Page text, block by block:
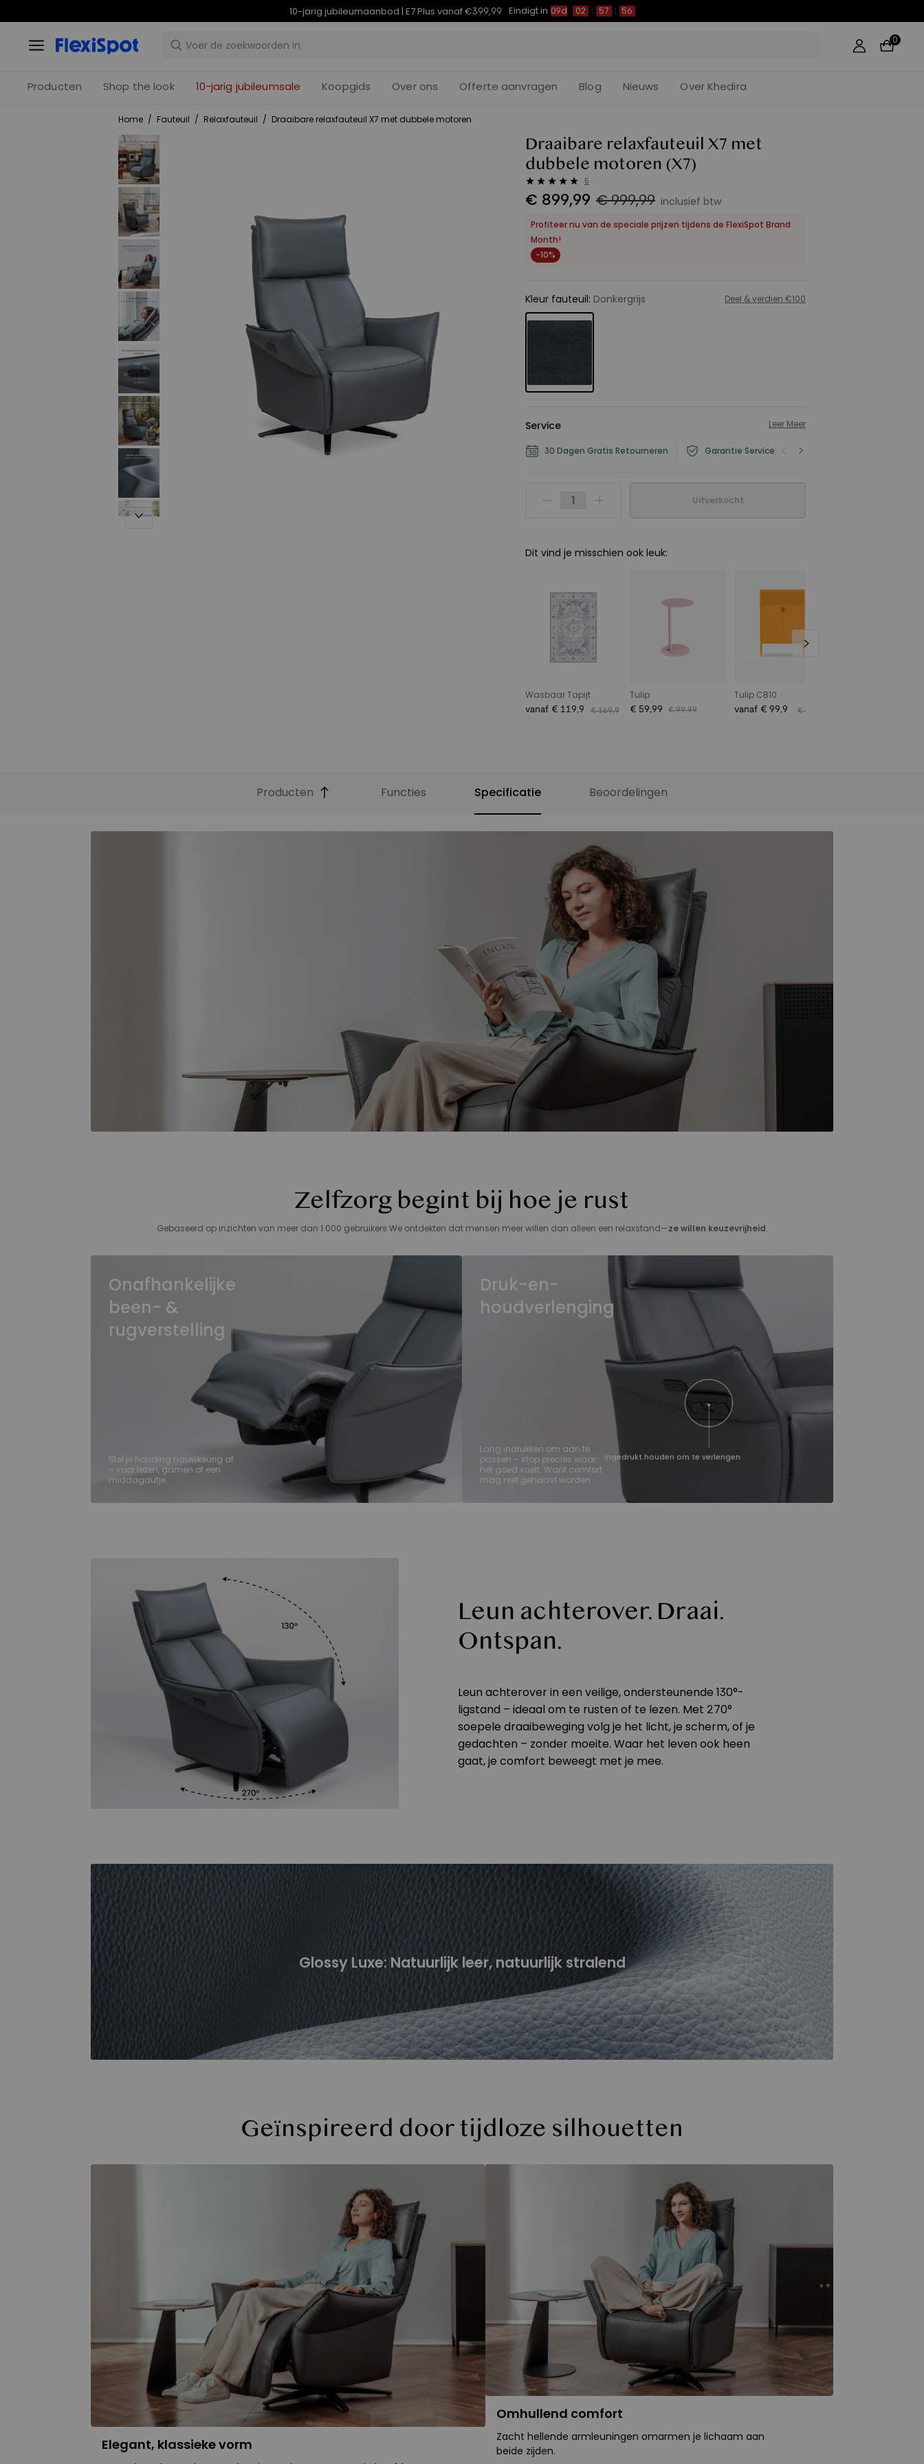
10-jarig jubileumaanbod | E7 Plus vanaf €399,99 Eindigt in 09d 02 : 57 : 55
0
Producten Shop the look 10-jarig jubileumsale Koopgids Over ons Offerte aanvragen Blog Nieuws Over Khedira
Home / Fauteuil / Relaxfauteuil / Draaibare relaxfauteuil X7 met dubbele motoren
Draaibare relaxfauteuil X7 met
dubbele motoren (X7)
5
€ 899,99 € 999,99 inclusief btw
Profiteer nu van de speciale prijzen tijdens de FlexiSpot Brand
Month!
-10%
Kleur fauteuil: Donkergrijs Deel & verdien €100
Service Leer Meer
30 Dagen Gratis Retourneren Garantie Service
Uitverkocht
Dit vind je misschien ook leuk:
Wasbaar Tapijt
vanaf € 119,9
€ 169,9
Tulip
€ 59,99 € 99,99
Tulip CB10
vanaf € 99,9
€ 129,9
Producten Functies Specificatie Beoordelingen
Functies
Zelfzorg begint bij hoe je rust
Gebaseerd op inzichten van meer dan 1.000 gebruikers We ontdekten dat mensen meer willen dan alleen een relaxstand—ze willen keuzevrijheid.
Onafhankelijke
been- &
rugverstelling
Stel je houding nauwkeurig af
– voor lezen, gamen of een
middagdutje.
Druk-en-
houdverlenging
Lang indrukken om aan te
passen – stop precies waar
het goed voelt. Want comfort
mag niet gehaast worden.
Ingedrukt houden om te verlengen
Leun achterover. Draai.
Ontspan.
Leun achterover in een veilige, ondersteunende 130°-
ligstand – ideaal om te rusten of te lezen. Met 270°
soepele draaibeweging volg je het licht, je scherm, of je
gedachten – zonder moeite. Waar het leven ook heen
gaat, je comfort beweegt met je mee.
Glossy Luxe: Natuurlijk leer, natuurlijk stralend
Geïnspireerd door tijdloze silhouetten
Elegant, klassieke vorm
Omhullend comfort
Zacht hellende armleuningen omarmen je lichaam aan
beide zijden.